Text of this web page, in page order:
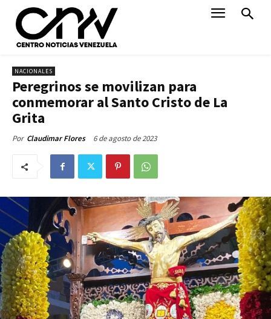
NACIONALES
Peregrinos se movilizan para
conmemorar al Santo Cristo de La
Grita
Por Claudimar Flores 6 de agosto de 2023